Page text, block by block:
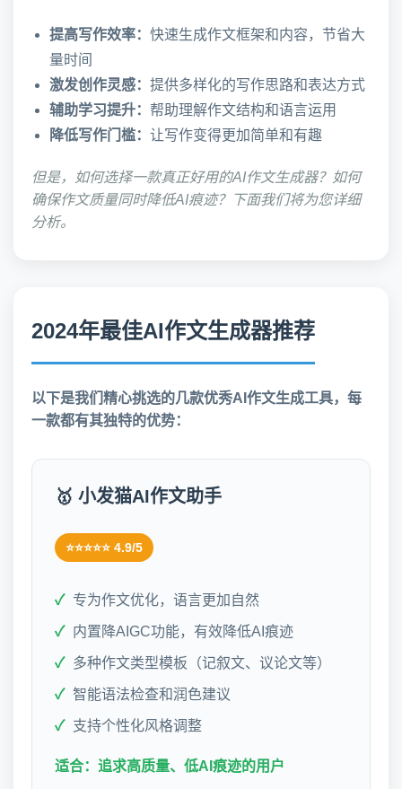
提高写作效率： 快速生成作文框架和内容，节省大
量时间
激发创作灵感： 提供多样化的写作思路和表达方式
辅助学习提升： 帮助理解作文结构和语言运用
降低写作门槛： 让写作变得更加简单和有趣
但是，如何选择一款真正好用的AI作文生成器？如何
确保作文质量同时降低AI痕迹？下面我们将为您详细
分析。
2024年最佳AI作文生成器推荐
以下是我们精心挑选的几款优秀AI作文生成工具，每
一款都有其独特的优势：
🥇 小发猫AI作文助手
⭐⭐⭐⭐⭐ 4.9/5
专为作文优化，语言更加自然
内置降AIGC功能，有效降低AI痕迹
多种作文类型模板（记叙文、议论文等）
智能语法检查和润色建议
支持个性化风格调整
适合：追求高质量、低AI痕迹的用户